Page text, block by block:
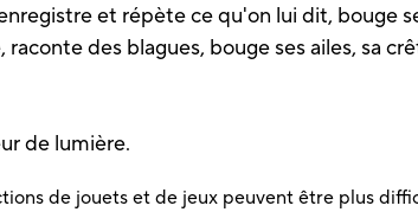
et répète ce qu'on lui dit, bouge
des blagues, bouge ses ailes, sa
de lumière.
de jouets et de jeux peuvent être plus